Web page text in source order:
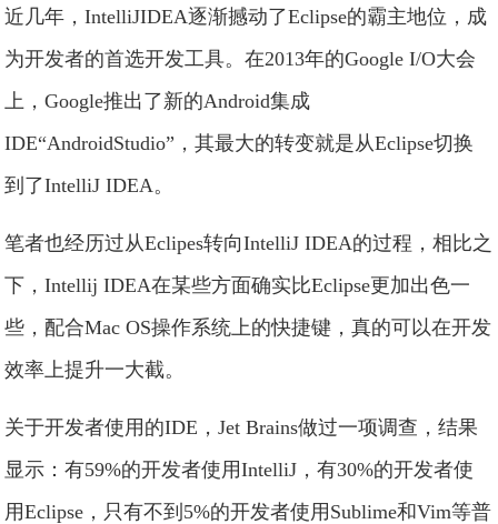
近几年，IntelliJIDEA逐渐撼动了Eclipse的霸主地位，成
为开发者的首选开发工具。在2013年的Google I/O大会
上，Google推出了新的Android集成
IDE“AndroidStudio”，其最大的转变就是从Eclipse切换
到了IntelliJ IDEA。
笔者也经历过从Eclipes转向IntelliJ IDEA的过程，相比之
下，Intellij IDEA在某些方面确实比Eclipse更加出色一
些，配合Mac OS操作系统上的快捷键，真的可以在开发
效率上提升一大截。
关于开发者使用的IDE，Jet Brains做过一项调查，结果
显示：有59%的开发者使用IntelliJ，有30%的开发者使
用Eclipse，只有不到5%的开发者使用Sublime和Vim等普